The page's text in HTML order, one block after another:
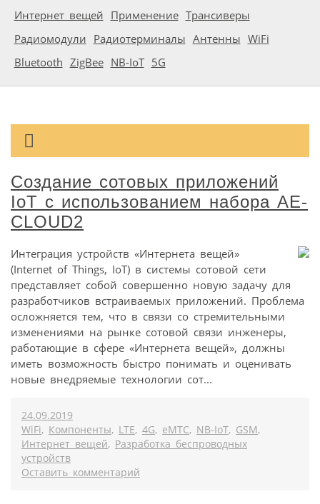
Интернет вещей Применение Трансиверы
Радиомодули Радиотерминалы Антенны WiFi
Bluetooth ZigBee NB-IoT 5G
Создание сотовых приложений
IoT с использованием набора AE-
CLOUD2
Интеграция устройств «Интернета вещей»
(Internet of Things, IoT) в системы сотовой сети
представляет собой совершенно новую задачу для
разработчиков встраиваемых приложений. Проблема
осложняется тем, что в связи со стремительными
изменениями на рынке сотовой связи инженеры,
работающие в сфере «Интернета вещей», должны
иметь возможность быстро понимать и оценивать
новые внедряемые технологии сот...
24.09.2019
WiFi, Компоненты, LTE, 4G, eMTC, NB-IoT, GSM,
Интернет вещей, Разработка беспроводных
устройств
Оставить комментарий